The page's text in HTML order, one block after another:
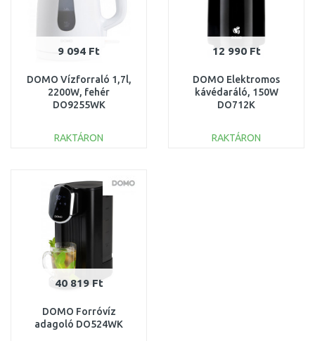
9 094 Ft
DOMO Vízforraló 1,7l,
2200W, fehér
DO9255WK
RAKTÁRON
Összehasonlítás
12 990 Ft
DOMO Elektromos
kávédaráló, 150W
DO712K
RAKTÁRON
40 819 Ft
DOMO Forróvíz
adagoló DO524WK